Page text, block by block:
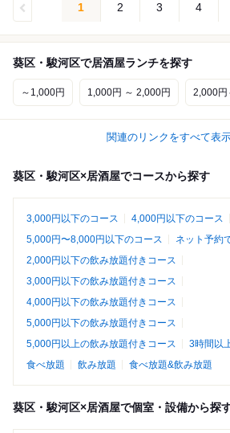
1 2 3 4
葵区・駿河区で居酒屋ランチを探す
～1,000円 1,000円 ～ 2,000円 2,000円
関連のリンクをすべて表
葵区・駿河区×居酒屋でコースから探す
3,000円以下のコース
4,000円以下のコース
5,000円〜8,000円以下のコース
ネット予約
2,000円以下の飲み放題付きコース
3,000円以下の飲み放題付きコース
4,000円以下の飲み放題付きコース
5,000円以下の飲み放題付きコース
5,000円以上の飲み放題付きコース
3時間以
食べ放題
飲み放題 食べ放題&飲み放題
葵区・駿河区×居酒屋で個室・設備から探